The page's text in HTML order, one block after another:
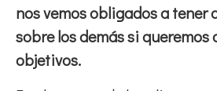
nos vemos obligados a tener
sobre los demás si queremos
objetivos.